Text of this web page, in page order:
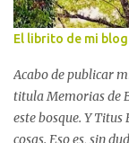
— Ya se van — se
miedo — : las
unos duendes
El librito de mi blog
Acabo de publicar
titula Memorias de
este bosque. Y
cosas. Eso es, sin